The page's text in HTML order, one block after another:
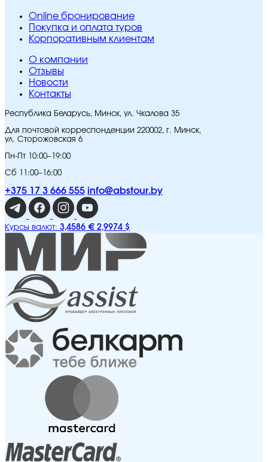
Online бронирование
Покупка и оплата туров
Корпоративным клиентам
O компании
Отзывы
Новости
Контакты
Республика Беларусь, Минск, ул. Чкалова 35
Для почтовой корреспонденции 220002, г. Минск,
ул. Сторожовская 6
Пн-Пт 10:00–19:00
Сб 11:00–16:00
+375 17 3 666 555 info@abstour.by
Курсы валют: 3,4586 € 2,9974 $